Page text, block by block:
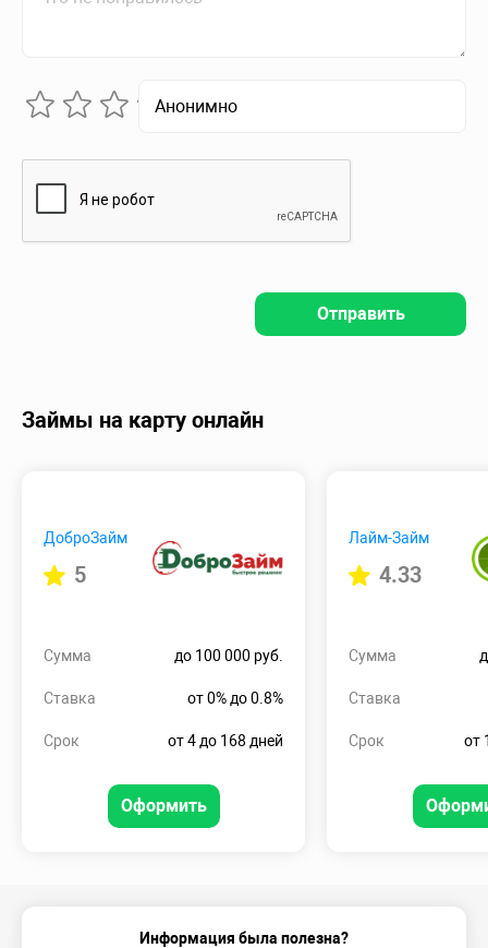
Отправить
Займы на карту онлайн
ДоброЗайм
5
Сумма до 100 000 руб.
Ставка от 0% до 0.8%
Срок от 4 до 168 дней
Оформить
Лайм-Займ
4.33
Сумма
Ставка
Срок от
Информация была полезна?